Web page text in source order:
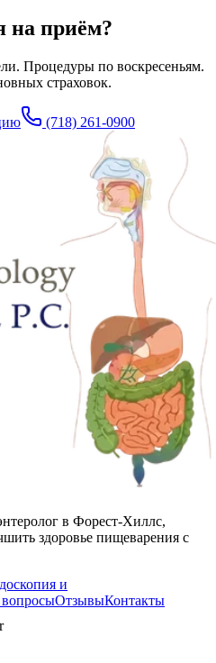
на приём?
Процедуры по воскресеньям.
страховок.
(718) 261-0900
в Форест-Хиллс,
здоровье пищеварения с
и
ОтзывыКонтакты